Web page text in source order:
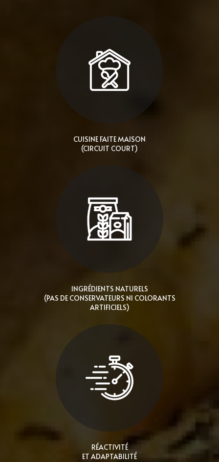
CUISINE FAITE MAISON
(CIRCUIT COURT)
INGRÉDIENTS NATURELS
(PAS DE CONSERVATEURS NI COLORANTS
ARTIFICIELS)
RÉACTIVITÉ
ET ADAPTABILITÉ